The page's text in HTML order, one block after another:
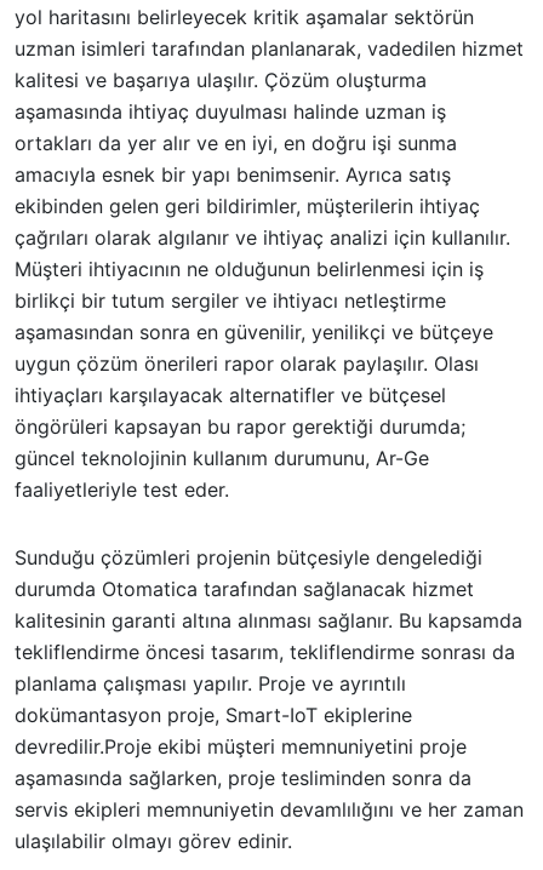
yol haritasını belirleyecek kritik aşamalar sektörün
uzman isimleri tarafından planlanarak, vadedilen hizmet
kalitesi ve başarıya ulaşılır. Çözüm oluşturma
aşamasında ihtiyaç duyulması halinde uzman iş
ortakları da yer alır ve en iyi, en doğru işi sunma
amacıyla esnek bir yapı benimsenir. Ayrıca satış
ekibinden gelen geri bildirimler, müşterilerin ihtiyaç
çağrıları olarak algılanır ve ihtiyaç analizi için kullanılır.
Müşteri ihtiyacının ne olduğunun belirlenmesi için iş
birlikçi bir tutum sergiler ve ihtiyacı netleştirme
aşamasından sonra en güvenilir, yenilikçi ve bütçeye
uygun çözüm önerileri rapor olarak paylaşılır. Olası
ihtiyaçları karşılayacak alternatifler ve bütçesel
öngörüleri kapsayan bu rapor gerektiği durumda;
güncel teknolojinin kullanım durumunu, Ar-Ge
faaliyetleriyle test eder.
Sunduğu çözümleri projenin bütçesiyle dengelediği
durumda Otomatica tarafından sağlanacak hizmet
kalitesinin garanti altına alınması sağlanır. Bu kapsamda
tekliflendirme öncesi tasarım, tekliflendirme sonrası da
planlama çalışması yapılır. Proje ve ayrıntılı
dokümantasyon proje, Smart-IoT ekiplerine
devredilir.Proje ekibi müşteri memnuniyetini proje
aşamasında sağlarken, proje tesliminden sonra da
servis ekipleri memnuniyetin devamlılığını ve her zaman
ulaşılabilir olmayı görev edinir.